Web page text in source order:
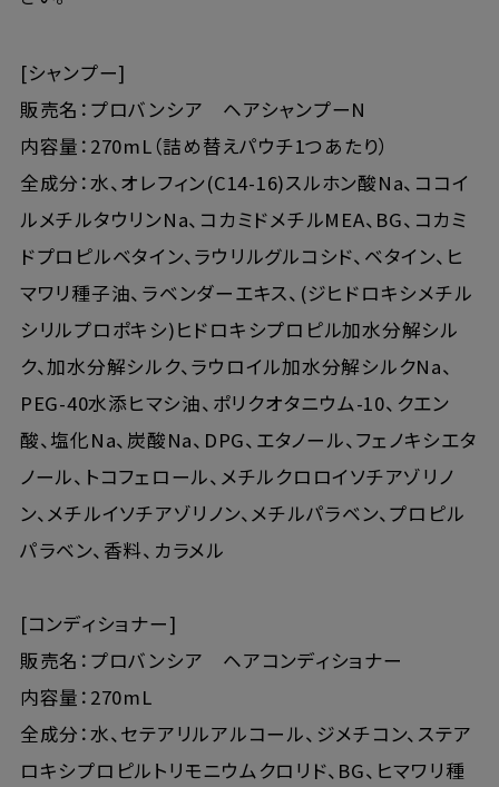
[シャンプー]
販売名：プロバンシア ヘアシャンプーN
内容量：270mL（詰め替えパウチ1つあたり）
全成分：水、オレフィン(C14-16)スルホン酸Na、ココイ
ルメチルタウリンNa、コカミドメチルMEA、BG、コカミ
ドプロピルベタイン、ラウリルグルコシド、ベタイン、ヒ
マワリ種子油、ラベンダーエキス、(ジヒドロキシメチル
シリルプロポキシ)ヒドロキシプロピル加水分解シル
ク、加水分解シルク、ラウロイル加水分解シルクNa、
PEG-40水添ヒマシ油、ポリクオタニウム-10、クエン
酸、塩化Na、炭酸Na、DPG、エタノール、フェノキシエタ
ノール、トコフェロール、メチルクロロイソチアゾリノ
ン、メチルイソチアゾリノン、メチルパラベン、プロピル
パラベン、香料、カラメル
[コンディショナー]
販売名：プロバンシア ヘアコンディショナー
内容量：270mL
全成分：水、セテアリルアルコール、ジメチコン、ステア
ロキシプロピルトリモニウムクロリド、BG、ヒマワリ種